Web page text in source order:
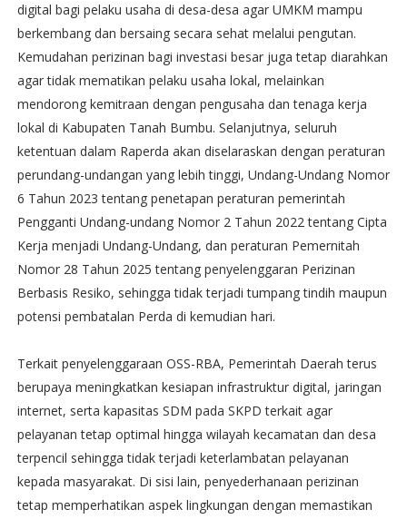
digital bagi pelaku usaha di desa-desa agar UMKM mampu
berkembang dan bersaing secara sehat melalui pengutan.
Kemudahan perizinan bagi investasi besar juga tetap diarahkan
agar tidak mematikan pelaku usaha lokal, melainkan
mendorong kemitraan dengan pengusaha dan tenaga kerja
lokal di Kabupaten Tanah Bumbu. Selanjutnya, seluruh
ketentuan dalam Raperda akan diselaraskan dengan peraturan
perundang-undangan yang lebih tinggi, Undang-Undang Nomor
6 Tahun 2023 tentang penetapan peraturan pemerintah
Pengganti Undang-undang Nomor 2 Tahun 2022 tentang Cipta
Kerja menjadi Undang-Undang, dan peraturan Pemernitah
Nomor 28 Tahun 2025 tentang penyelenggaran Perizinan
Berbasis Resiko, sehingga tidak terjadi tumpang tindih maupun
potensi pembatalan Perda di kemudian hari.
Terkait penyelenggaraan OSS-RBA, Pemerintah Daerah terus
berupaya meningkatkan kesiapan infrastruktur digital, jaringan
internet, serta kapasitas SDM pada SKPD terkait agar
pelayanan tetap optimal hingga wilayah kecamatan dan desa
terpencil sehingga tidak terjadi keterlambatan pelayanan
kepada masyarakat. Di sisi lain, penyederhanaan perizinan
tetap memperhatikan aspek lingkungan dengan memastikan